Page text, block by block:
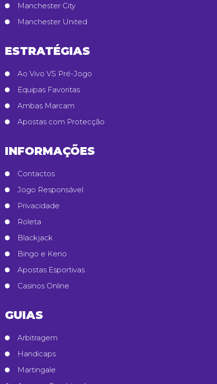
Manchester City
Manchester United
ESTRATÉGIAS
Ao Vivo VS Pré-Jogo
Equipas Favoritas
Ambas Marcam
Apostas com Protecção
INFORMAÇÕES
Contactos
Jogo Responsável
Privacidade
Roleta
Blackjack
Bingo e Keno
Apostas Esportivas
Casinos Online
GUIAS
Arbitragem
Handicaps
Martingale